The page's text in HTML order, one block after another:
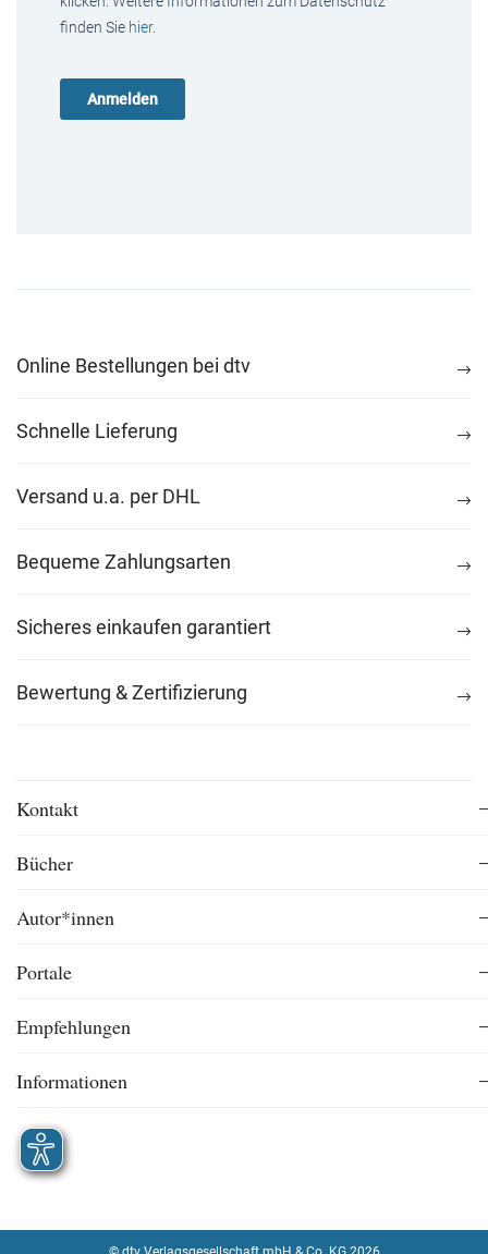
finden Sie hier.
Online Bestellungen bei dtv
Schnelle Lieferung
Versand u.a. per DHL
Bequeme Zahlungsarten
Sicheres einkaufen garantiert
Bewertung & Zertifizierung
Kontakt
Bücher
Autor*innen
Portale
Empfehlungen
Informationen